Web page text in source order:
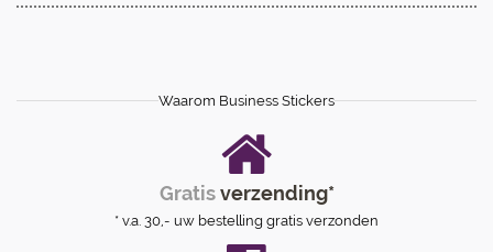
Waarom Business Stickers
Gratisverzending*
* v.a. 30,- uw bestelling gratis verzonden